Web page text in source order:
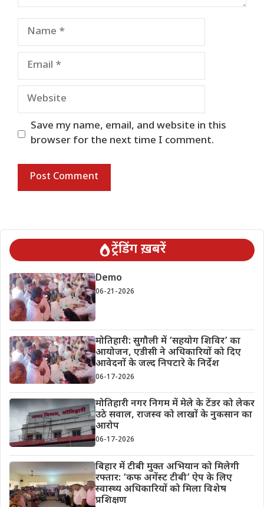
Name
Email
Website
Save my name, email, and website in this
browser for the next time I comment.
ट्रेंडिंग ख़बरें
Demo
06-21-2026
मोतिहारी: सुगौली में ‘सहयोग शिविर’ का
आयोजन, एडीसी ने अधिकारियों को दिए
आवेदनों के जल्द निपटारे के निर्देश
06-17-2026
मोतिहारी नगर निगम में मेले के टेंडर को लेकर
उठे सवाल, राजस्व को लाखों के नुकसान का
आरोप
06-17-2026
बिहार में टीबी मुक्त अभियान को मिलेगी
रफ्तार: ‘कफ अगेंस्ट टीबी’ ऐप के लिए
स्वास्थ्य अधिकारियों को मिला विशेष
प्रशिक्षण